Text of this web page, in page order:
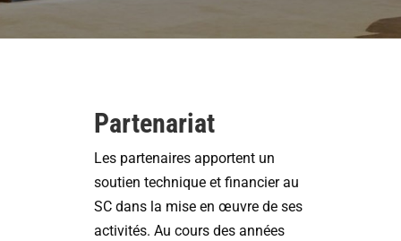
Partenariat
Les partenaires apportent un
soutien technique et financier au
SC dans la mise en œuvre de ses
activités. Au cours des années